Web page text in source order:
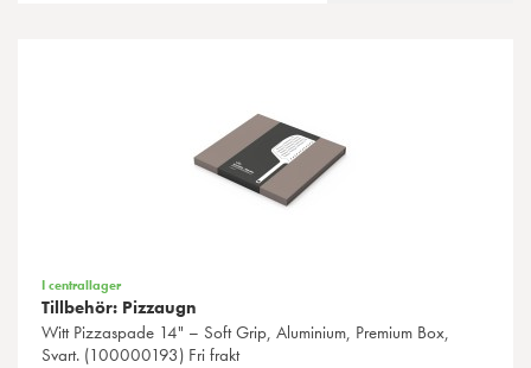
I centrallager
Tillbehör: Pizzaugn
WittPizzaspade 14" – Soft Grip, Aluminium, Premium Box,
Svart. (100000193) Fri frakt